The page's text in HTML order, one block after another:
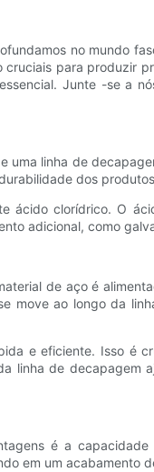
no mundo
para produzir
Junte -se a
linha de
dos
ácido clorídrico. O
adicional, como
de aço é
move ao longo da
e eficiente. Isso é
linha de decapagem
é a
em um acabamento